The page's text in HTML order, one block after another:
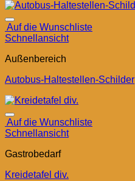
Auf die Wunschliste
Schnellansicht
Außenbereich
Autobus-Haltestellen-Schilder
Auf die Wunschliste
Schnellansicht
Gastrobedarf
Kreidetafel div.